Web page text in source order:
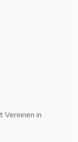
Vereinen in